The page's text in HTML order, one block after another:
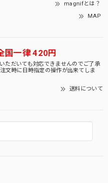
magnifとは？
MAP
国一律 420円
ただいても対応できませんのでご了承
文時に日時指定の操作が出来てしま
送料について